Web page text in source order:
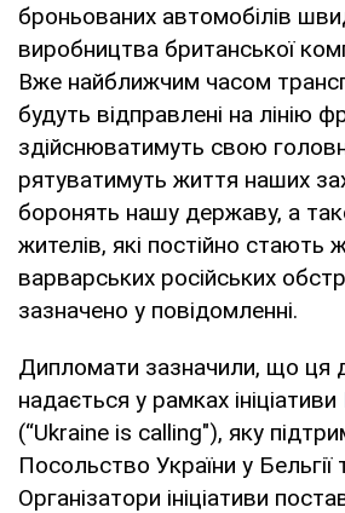
броньованих автомобілів
виробництва британської
Вже найближчим часом
будуть відправлені на лінію
здійснюватимуть свою
рятуватимуть життя наших
боронять нашу державу, а
жителів, які постійно стають
варварських російських
зазначено у повідомленні.
Дипломати зазначили, що ця
надається у рамках ініціативи
(“Ukraine is calling"), яку
Посольство України у
Організатори ініціативи